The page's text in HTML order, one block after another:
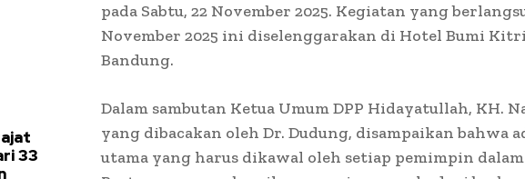
33
pada Sabtu, 22 November 2025. Kegiatan yang
November 2025 ini diselenggarakan di Hotel Bumi
Bandung.
Dalam sambutan Ketua Umum DPP Hidayatullah, KH.
yang dibacakan oleh Dr. Dudung, disampaikan bahwa
utama yang harus dikawal oleh setiap pemimpin